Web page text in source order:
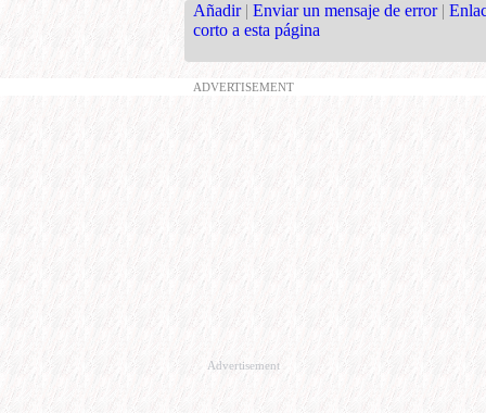
Añadir | Enviar un mensaje de error |
corto a esta página
ADVERTISEMENT
Advertisement